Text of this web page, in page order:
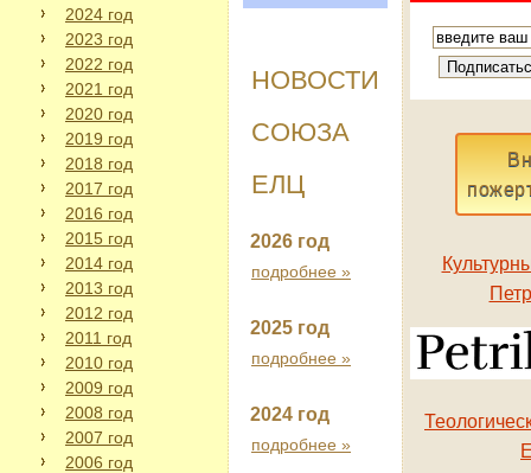
2024 год
2023 год
2022 год
2021 год
2020 год
2019 год
2018 год
2017 год
2016 год
2015 год
2014 год
2013 год
2012 год
2011 год
2010 год
2009 год
2008 год
2007 год
2006 год
НОВОСТИ
СОЮЗА
ЕЛЦ
2026 год
подробнее »
2025 год
подробнее »
2024 год
подробнее »